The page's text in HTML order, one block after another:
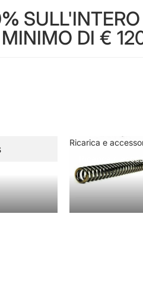
DI €
Ricarica e
Ricarica e